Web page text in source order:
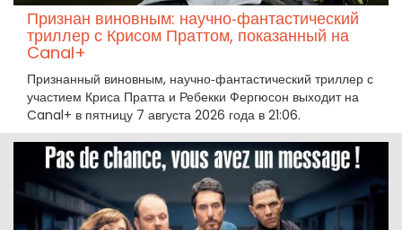
Признан виновным: научно‑фантастический
триллер с Крисом Праттом, показанный на
Canal+
Признанный виновным, научно‑фантастический триллер с
участием Криса Пратта и Ребекки Фергюсон выходит на
Canal+ в пятницу 7 августа 2026 года в 21:06.